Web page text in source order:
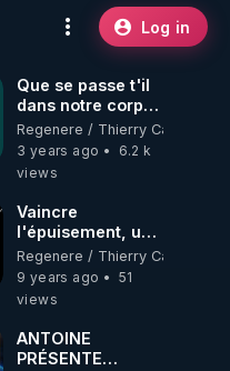
Log in
Que se passe t'il
dans notre corps
quand nous
jeûnons ?
Regenere / Thierry
3 years ago
6.2 k
views
Vaincre
l'épuisement, un
plan radical en 20
minutes ! -
www.regenere.org
Regenere / Thierry
9 years ago
51
views
ANTOINE
PRÉSENTE